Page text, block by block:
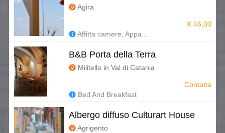
Agira
Affitta camere, Appa...
€ 46,00
B&B Porta della Terra
Militello in Val di Catania
Bed And Breakfast
Contatta
Albergo diffuso Culturart House
Agrigento